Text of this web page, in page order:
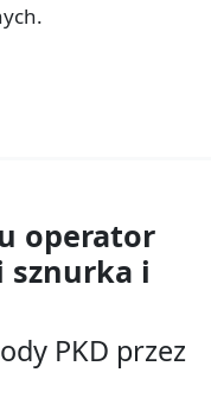
operator
sznurka i
PKD przez